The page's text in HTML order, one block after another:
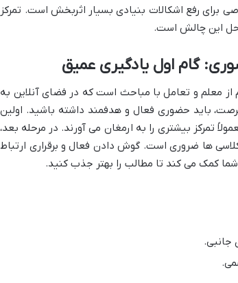
برای رفع اشکالات بنیادی بسیار اثربخش است. تمرکز
حل این چالش است.
گام اول یادگیری عمیق
معلم و تعامل با مباحث است که در فضای آنلاین به
باید حضوری فعال و هدفمند داشته باشید. اولین
تمرکز بیشتری را به ارمغان می آورند. در مرحله بعد،
ها ضروری است. گوش دادن فعال و برقراری ارتباط
کمک می کند تا مطالب را بهتر جذب کنید.
جانبی.